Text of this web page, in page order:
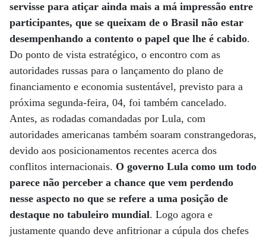
servisse para atiçar ainda mais a má impressão entre
participantes, que se queixam de o Brasil não estar
desempenhando a contento o papel que lhe é cabido.
Do ponto de vista estratégico, o encontro com as
autoridades russas para o lançamento do plano de
financiamento e economia sustentável, previsto para a
próxima segunda-feira, 04, foi também cancelado.
Antes, as rodadas comandadas por Lula, com
autoridades americanas também soaram constrangedoras,
devido aos posicionamentos recentes acerca dos
conflitos internacionais. O governo Lula como um todo
parece não perceber a chance que vem perdendo
nesse aspecto no que se refere a uma posição de
destaque no tabuleiro mundial. Logo agora e
justamente quando deve anfitrionar a cúpula dos chefes